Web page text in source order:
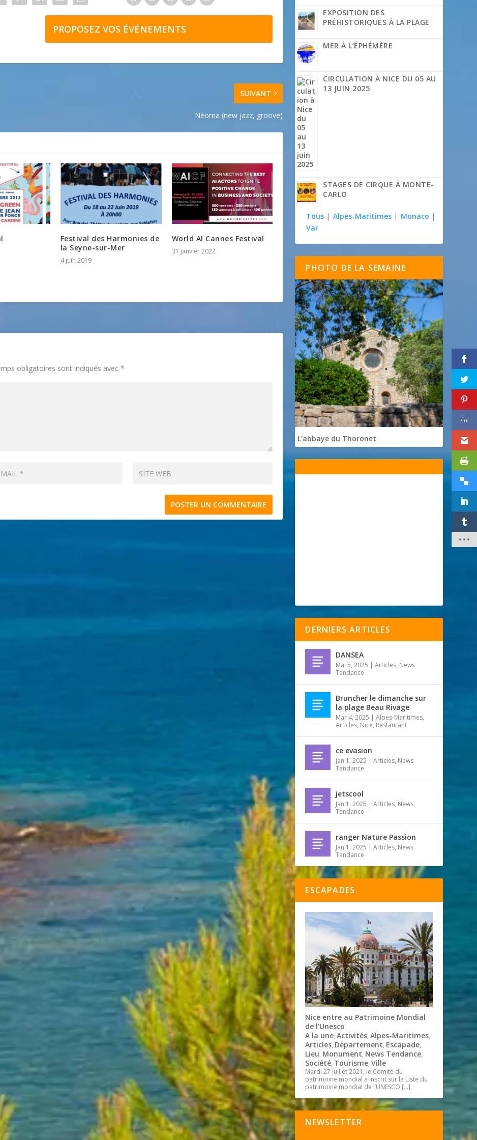
PROPOSEZ VOS ÉVÉNEMENTS
SUIVANT
Néoma (new jazz, groove)
Festival des Harmonies de
la Seyne-sur-Mer
4 juin 2019
World AI Cannes Festival
31 janvier 2022
obligatoires sont indiqués avec*
EXPOSITION DES
PRÉHISTORIQUES À LA PLAGE
MER À L’ÉPHÉMÈRE
CIRCULATION À NICE DU 05 AU
13 JUIN 2025
STAGES DE CIRQUE À MONTE-
CARLO
Tous | Alpes-Maritimes | Monaco |
Var
PHOTO DE LA SEMAINE
L'abbaye du Thoronet
DERNIERS ARTICLES
DANSEA
Mai 5, 2025 |Articles, News
Tendance
Bruncher le dimanche sur
la plage Beau Rivage
Mar 4, 2025 |Alpes-Maritimes,
Articles, Nice, Restaurant
ce evasion
Jan 1, 2025 |Articles, News
Tendance
jetscool
Jan 1, 2025 |Articles, News
Tendance
ranger Nature Passion
Jan 1, 2025 |Articles, News
Tendance
ESCAPADES
Nice entre au Patrimoine Mondial
de l’Unesco
A la une,Activités,Alpes-Maritimes,
Articles, Département, Escapade,
Lieu, Monument, News Tendance,
Société, Tourisme,Ville
Mardi 27 juillet 2021, le Comité du
patrimoine mondial a inscrit sur la Liste du
patrimoine mondial de l’UNESCO […]
NEWSLETTER